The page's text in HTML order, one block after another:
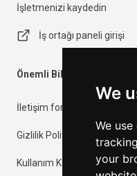
We
We
your
İşletmenizi kaydedin
İş ortağı paneli girişi
Önemli Bilgiler
İletişim formu
Gizlilik Politikası
Kullanım Koşulları